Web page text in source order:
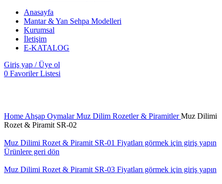
Anasayfa
Mantar & Yan Sehpa Modelleri
Kurumsal
İletişim
E-KATALOG
Giriş yap / Üye ol
0 Favoriler Listesi
Home Ahşap OymalarMuz Dilim Rozetler & PiramitlerMuz Dilimi
Rozet & Piramit SR-02
Muz Dilimi Rozet & Piramit SR-01 Fiyatları görmek için giriş yapın
Ürünlere geri dön
Muz Dilimi Rozet & Piramit SR-03 Fiyatları görmek için giriş yapın